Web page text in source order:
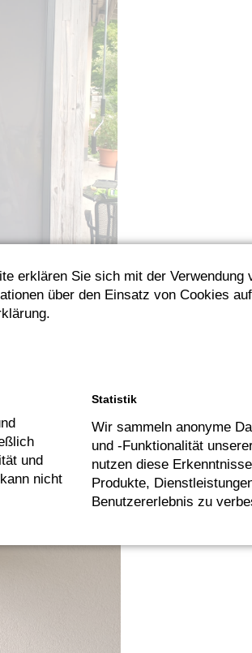
erklären Sie sich mit der Verwendung
über den Einsatz von Cookies
und
nicht
Statistik
Wir sammeln anonyme
und -Funktionalität
nutzen diese
Produkte,
Benutzererlebnis zu